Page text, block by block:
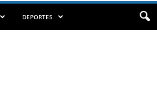
DEPORTES